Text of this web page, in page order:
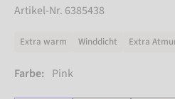
Artikel-Nr. 6385438
Extra warm Winddicht Extra
Farbe: Pink